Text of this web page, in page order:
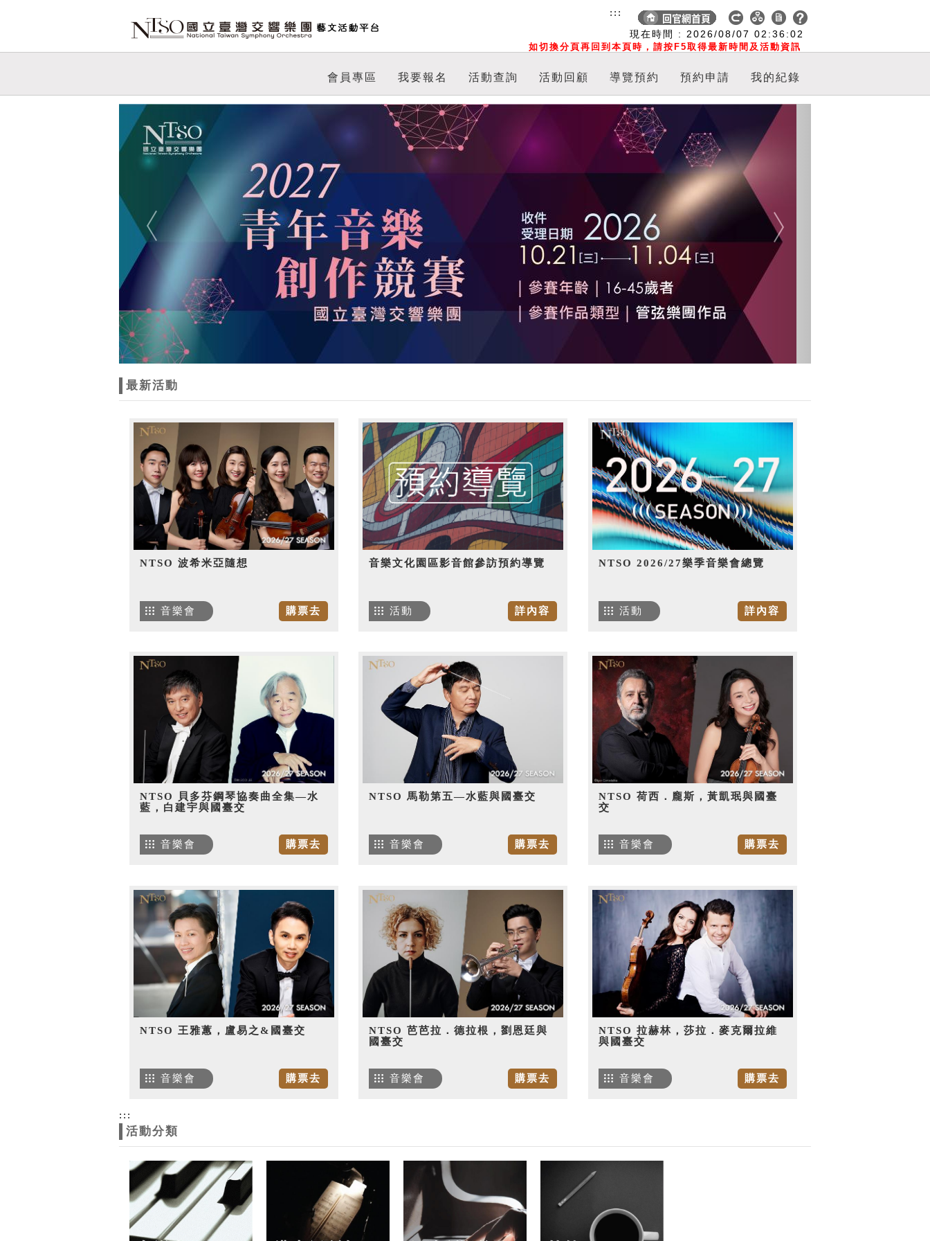
現在時間 : 2026/08/07 02:36:03
如切換分頁再回到本頁時，請按F5取得最新時間及活動資訊
:::
會員專區 我要報名 活動查詢 活動回顧 導覽預約 預約申請 我的紀錄
Previous Next
最新活動
NTSO 波希米亞隨想
購票去
音樂會
音樂文化園區影音館參訪預約導覽
詳內容
活動
NTSO 2026/27樂季音樂會總覽
詳內容
活動
NTSO 貝多芬鋼琴協奏曲全集—水
藍，白建宇與國臺交
購票去
音樂會
NTSO 馬勒第五—水藍與國臺交
購票去
音樂會
NTSO 荷西．龐斯，黃凱珉與國臺
交
購票去
音樂會
NTSO 王雅蕙，盧易之&國臺交
購票去
音樂會
NTSO 芭芭拉．德拉根，劉恩廷與
國臺交
購票去
音樂會
NTSO 拉赫林，莎拉．麥克爾拉維
與國臺交
購票去
音樂會
:::
活動分類